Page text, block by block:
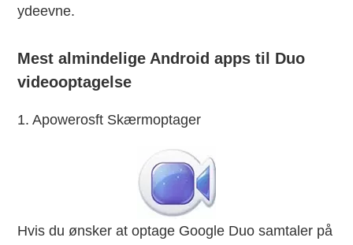
ydeevne.
Mest almindelige Android apps til Duo
videooptagelse
1. Apowerosft Skærmoptager
Hvis du ønsker at optage Google Duo samtaler på